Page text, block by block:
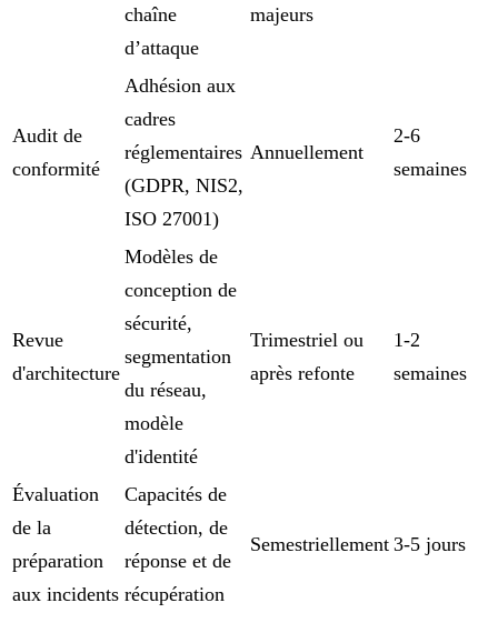
chaîne
d’attaque
majeurs
Audit de
conformité
Adhésion aux
cadres
réglementaires
(GDPR, NIS2,
ISO 27001)
Annuellement
2-6
semaines
Revue
d'architecture
Modèles de
conception de
sécurité,
segmentation
du réseau,
modèle
d'identité
Trimestriel ou
après refonte
1-2
semaines
Évaluation
de la
préparation
aux incidents
Capacités de
détection, de
réponse et de
récupération
Semestriellement 3-5 jours